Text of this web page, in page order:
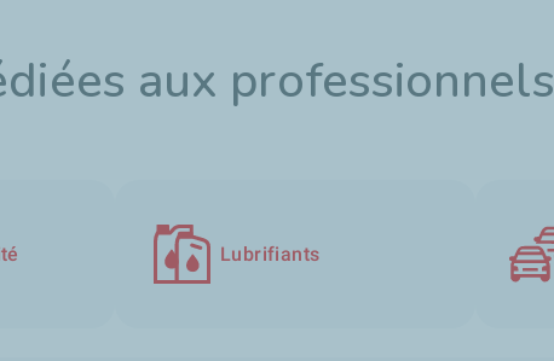
aux professionnels
Lubrifiants